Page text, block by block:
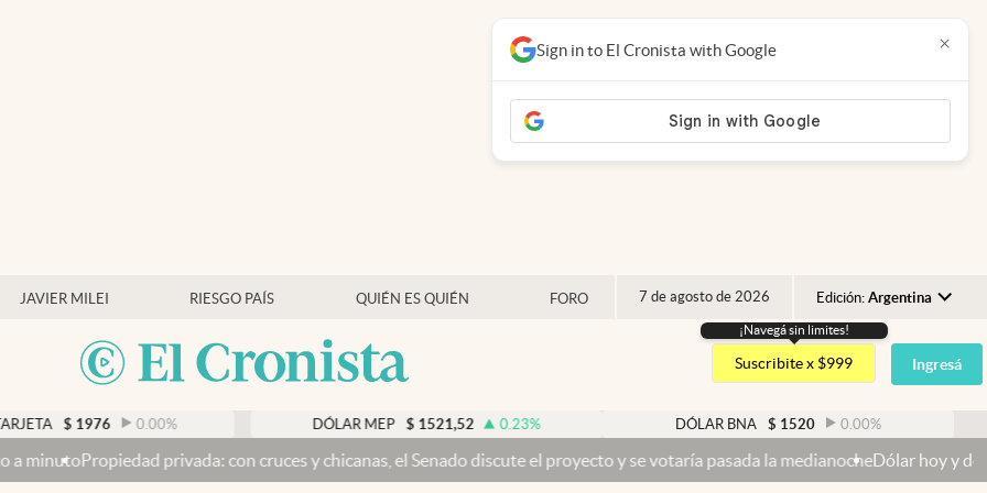
JAVIER MILEI RIESGO PAÍS QUIÉN ES QUIÉN FORO 7 de agosto de 2026 Edición: Argentina
Argentina
España
USA
¡Navegá sin limites!
Suscribite x $999 Ingresá
$ 1976 0.00% DÓLAR MEP $ 1521,52 0.23% DÓLAR BNA $ 1520 0.00%
Propiedad privada: con cruces y chicanas, el Senado discute el proyecto y se votaría pasada la medianocheDólar hoy y dólar blue
Sign in to El Cronista with Google ×